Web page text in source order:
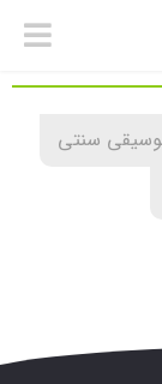
سنتی